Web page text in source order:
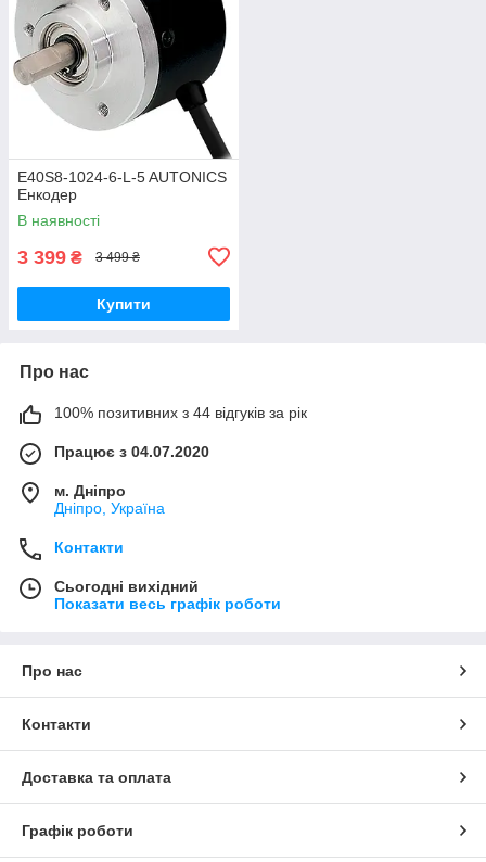
E40S8-1024-6-L-5 AUTONICS
Енкодер
В наявності
3 399 ₴ 3 499 ₴
Купити
Про нас
100% позитивних з 44 відгуків за рік
Працює з 04.07.2020
м. Дніпро
Дніпро, Україна
Контакти
Сьогодні вихідний
Показати весь графік роботи
Про нас
Контакти
Доставка та оплата
Графік роботи